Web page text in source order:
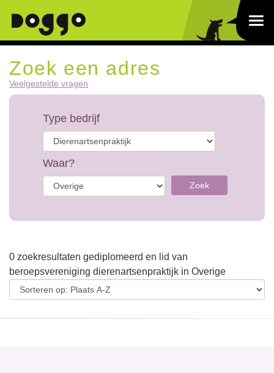
Zoek een adres
Veelgestelde vragen
Type bedrijf
Waar?
Zoek
0 zoekresultaten gediplomeerd en lid van
beroepsvereniging dierenartsenpraktijk in Overige